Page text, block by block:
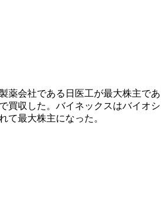
会社である日医工が最大株主で
収した。バイネックスはバイオ
て最大株主になった。